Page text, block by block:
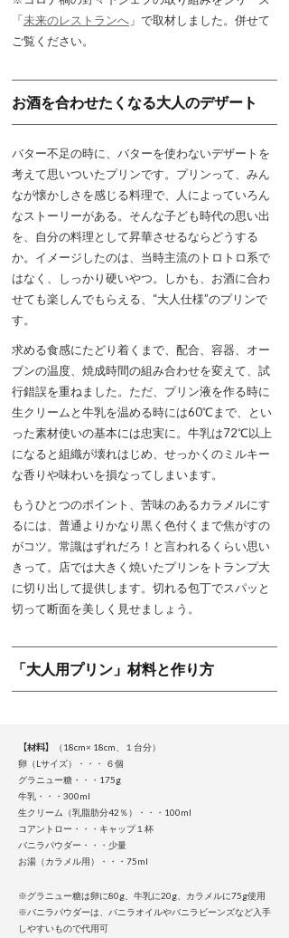
「未来のレストランへ 」で取材しました。併せて
ご覧ください。
お酒を合わせたくなる大人のデザート
バター不足の時に、バターを使わないデザートを
考えて思いついたプリンです。プリンって、みん
なが懐かしさを感じる料理で、人によっていろん
なストーリーがある。そんな子ども時代の思い出
を、自分の料理として昇華させるならどうする
か。イメージしたのは、当時主流のトロトロ系で
はなく、しっかり硬いやつ。しかも、お酒に合わ
せても楽しんでもらえる、“大人仕様”のプリンで
す。
求める食感にたどり着くまで、配合、容器、オー
ブンの温度、焼成時間の組み合わせを変えて、試
行錯誤を重ねました。ただ、プリン液を作る時に
生クリームと牛乳を温める時には60℃まで、とい
った素材使いの基本には忠実に。牛乳は72℃以上
になると組織が壊れはじめ、せっかくのミルキー
な香りや味わいを損なってしまいます。
もうひとつのポイント、苦味のあるカラメルにす
るには、普通よりかなり黒く色付くまで焦がすの
がコツ。常識はずれだろ！と言われるくらい思い
きって。店では大きく焼いたプリンをトランプ大
に切り出して提供します。切れる包丁でスパッと
切って断面を美しく見せましょう。
「大人用プリン」材料と作り方
【材料】
（18cm× 18cm、１台分）
卵（Lサイズ）・・・ ６個
グラニュー糖・・・175g
牛乳・・・300ml
生クリーム（乳脂肪分42％）・・・100ml
コアントロー・・・キャップ１杯
バニラパウダー・・・少量
お湯（カラメル用）・・・75ml
※グラニュー糖は卵に80g、牛乳に20g、カラメルに75g使用
※バニラパウダーは、バニラオイルやバニラビーンズなど入手
しやすいもので代用可